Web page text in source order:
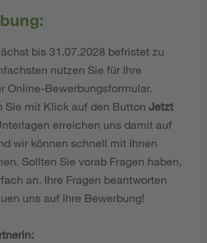
bis 31.07.2028 befristet zu
nutzen Sie für Ihre
Online-Bewerbungsformular.
Sie mit Klick auf den Button Jetzt
erreichen uns damit auf
wir können schnell mit Ihnen
Sollten Sie vorab Fragen haben,
an. Ihre Fragen beantworten
uns auf Ihre Bewerbung!